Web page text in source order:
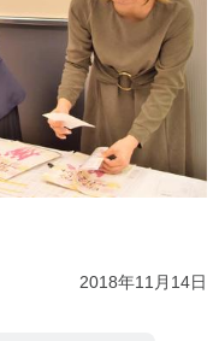
2018年11月14日